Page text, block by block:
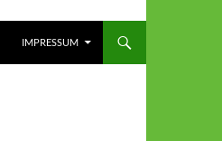
IMPRESSUM